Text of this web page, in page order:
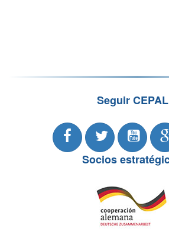
Seguir CEPAL
Socios